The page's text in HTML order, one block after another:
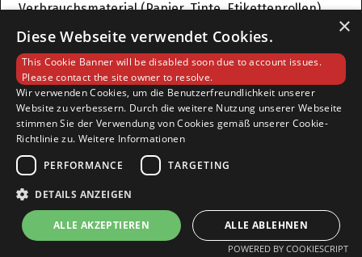
Verbrauchsmaterial (Papier, Tinte, Etikettenrollen)
wird von UpReach vorkalkuliert und mitgeliefert. Bei
nachbestellt werden.
Was kostet eine Fotobox mit Sofortdruck?
Die Kosten richten sich nach System, Druckformat
und Einsatzdauer. Orientierung: Ein UpReach-System
mit integriertem A4-Drucker beginnt ab einem
niedrigen vierstelligen Betrag (Kauf, netto). Die
Mietpreise liegen im dreistelligen Bereich pro
Eventtag — abhängig vom System und Druckformat.
×
Diese Webseite verwendet Cookies.
This Cookie Banner will be disabled soon due to account issues.
Please contact the site owner to resolve.
Wir verwenden Cookies, um die Benutzerfreundlichkeit unserer
Website zu verbessern. Durch die weitere Nutzung unserer Webseite
stimmen Sie der Verwendung von Cookies gemäß unserer Cookie-
Richtlinie zu. Weitere Informationen
PERFORMANCE
TARGETING
DETAILS ANZEIGEN
ALLE AKZEPTIEREN ALLE ABLEHNEN
POWERED BY COOKIESCRIPT